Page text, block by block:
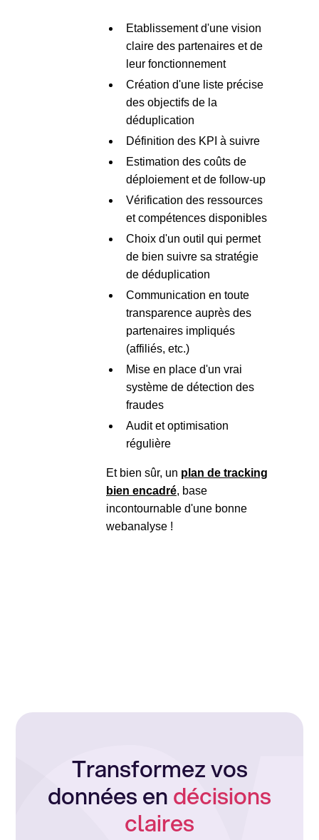
Etablissement d'une vision
claire des partenaires et de
leur fonctionnement
Création d'une liste précise
des objectifs de la
déduplication
Définition des KPI à suivre
Estimation des coûts de
déploiement et de follow-up
Vérification des ressources
et compétences disponibles
Choix d'un outil qui permet
de bien suivre sa stratégie
de déduplication
Communication en toute
transparence auprès des
partenaires impliqués
(affiliés, etc.)
Mise en place d'un vrai
système de détection des
fraudes
Audit et optimisation
régulière
Et bien sûr, un plan de tracking
bien encadré, base
incontournable d'une bonne
webanalyse !
Transformez vos
données endécisions
claires